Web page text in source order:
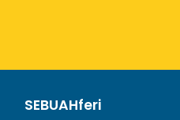
SEBUAHferi